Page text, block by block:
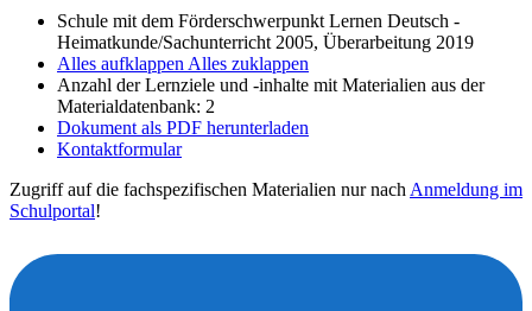
Schule mit dem Förderschwerpunkt Lernen Deutsch -
Heimatkunde/Sachunterricht 2005, Überarbeitung 2019
Alles aufklappen Alles zuklappen
Anzahl der Lernziele und -inhalte mit Materialien aus der
Materialdatenbank: 2
Dokument als PDF herunterladen
Kontaktformular
Zugriff auf die fachspezifischen Materialien nur nach Anmeldung im
Schulportal!